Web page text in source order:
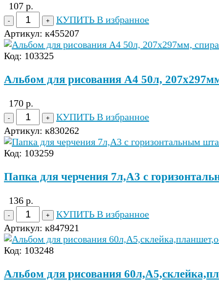
107 р.
КУПИТЬ В избранное
Артикул: к455207
Код: 103325
Альбом для рисования А4 50л,
170 р.
КУПИТЬ В избранное
Артикул: к830262
Код: 103259
Папка для черчения 7л,А3 с
136 р.
КУПИТЬ В избранное
Артикул: к847921
Код: 103248
Альбом для рисования